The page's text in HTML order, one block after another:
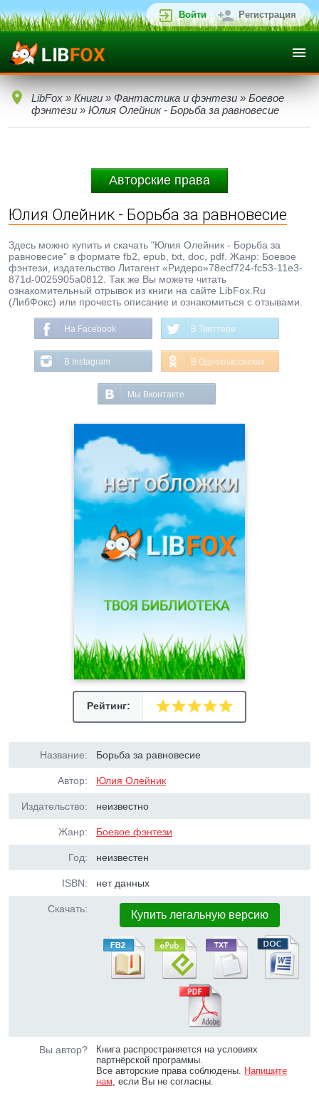
Войти Регистрация
LibFox » Книги » Фантастика и фэнтези » Боевое
фэнтези » Юлия Олейник - Борьба за равновесие
Авторские права
Юлия Олейник - Борьба за равновесие
Здесь можно купить и скачать "Юлия Олейник - Борьба за
равновесие" в формате fb2, epub, txt, doc, pdf. Жанр: Боевое
фэнтези, издательство Литагент «Ридеро»78ecf724-fc53-11e3-
871d-0025905a0812. Так же Вы можете читать
ознакомительный отрывок из книги на сайте LibFox.Ru
(ЛибФокс) или прочесть описание и ознакомиться с отзывами.
На Facebook В Твиттере
В Instagram В Одноклассниках
Мы Вконтакте
Рейтинг:
Название: Борьба за равновесие
Автор: Юлия Олейник
Издательство: неизвестно
Жанр: Боевое фэнтези
Год: неизвестен
ISBN: нет данных
Скачать: Купить легальную версию
Вы автор?
Книга распространяется на условиях
партнёрской программы.
Все авторские права соблюдены. Напишите
нам, если Вы не согласны.